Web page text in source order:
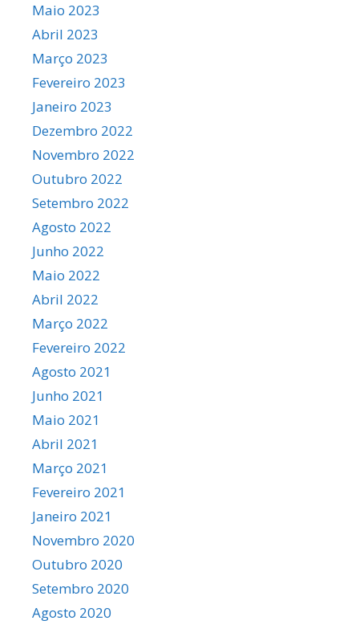
Maio 2023
Abril 2023
Março 2023
Fevereiro 2023
Janeiro 2023
Dezembro 2022
Novembro 2022
Outubro 2022
Setembro 2022
Agosto 2022
Junho 2022
Maio 2022
Abril 2022
Março 2022
Fevereiro 2022
Agosto 2021
Junho 2021
Maio 2021
Abril 2021
Março 2021
Fevereiro 2021
Janeiro 2021
Novembro 2020
Outubro 2020
Setembro 2020
Agosto 2020